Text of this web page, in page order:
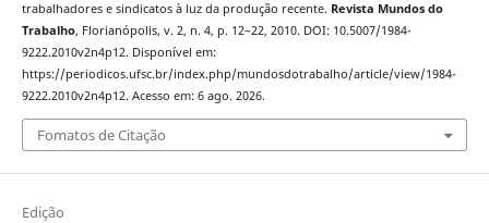
trabalhadores e sindicatos à luz da produção recente. Revista Mundos do
Trabalho, Florianópolis, v. 2, n. 4, p. 12–22, 2010. DOI: 10.5007/1984-
9222.2010v2n4p12. Disponível em:
https://periodicos.ufsc.br/index.php/mundosdotrabalho/article/view/1984-
9222.2010v2n4p12. Acesso em: 6 ago. 2026.
Fomatos de Citação
Edição